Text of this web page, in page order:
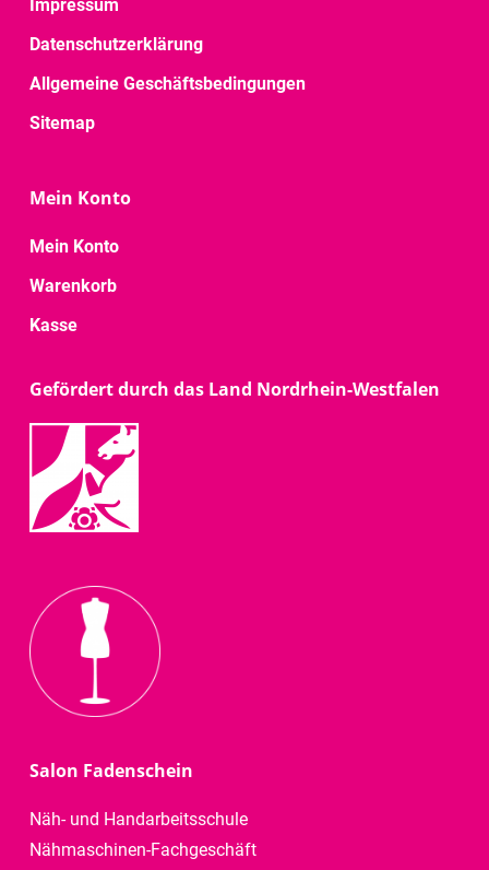
Impressum
Datenschutzerklärung
Allgemeine Geschäftsbedingungen
Sitemap
Mein Konto
Mein Konto
Warenkorb
Kasse
Gefördert durch das Land Nordrhein-Westfalen
Salon Fadenschein
Näh- und Handarbeitsschule
Nähmaschinen-Fachgeschäft